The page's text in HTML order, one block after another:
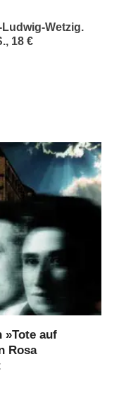
Wetzig.
18 €
»Tote auf
Rosa